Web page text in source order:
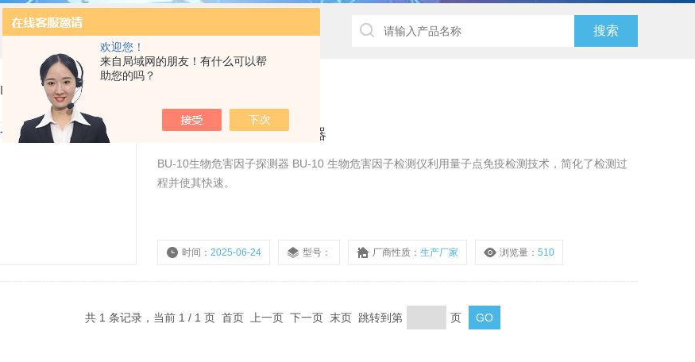
欢迎您！
来自局域网的朋友！有什么可以帮
助您的吗？
BU-10生物危害因子探测器
BU-10生物危害因子探测器
BU-10生物危害因子探测器 BU-10 生物危害因子检测仪利用量子点免疫检测技术，简化了检测过
程并使其快速。
时间：2025-06-24 型号： 厂商性质：生产厂家 浏览量：510
共 1 条记录，当前 1 / 1 页 首页 上一页 下一页 末页 跳转到第 页